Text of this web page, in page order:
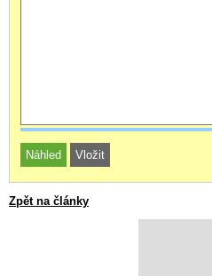
Zpět na články